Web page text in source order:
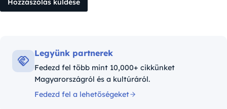
Legyünk partnerek
Fedezd fel több mint 10,000+ cikkünket
Magyarországról és a kultúráról.
Fedezd fel a lehetőségeket